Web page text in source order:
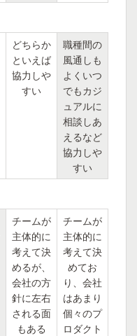
どちらか
といえば
協力しや
すい
職種間の
風通しも
よくいつ
でもカジ
ュアルに
相談しあ
えるなど
協力しや
すい
チームが
主体的に
考えて決
めるが、
会社の方
針に左右
される面
もある
チームが
主体的に
考えて決
めてお
り、会社
はあまり
個々のプ
ロダクト